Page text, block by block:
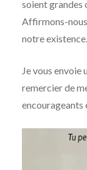
soient grandes
Affirmons-
notre existence.
Je vous envoie
remercier de
encourageants